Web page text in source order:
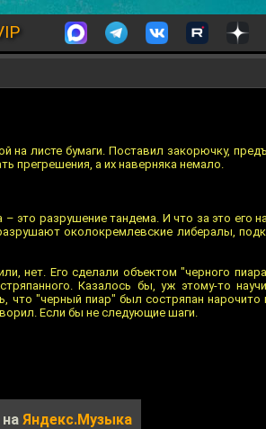
листе бумаги. Поставил закорючку,
прегрешения, а их наверняка немало.
это разрушение тандема. И что за это его
околокремлевские либералы,
нет. Его сделали объектом "черного
Казалось бы, уж этому-то
что "черный пиар" был состряпан нарочито
Если бы не следующие шаги.
Яндекс.Музыка